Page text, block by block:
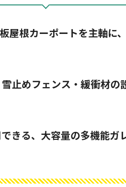
根カーポートを主軸に
止めフェンス・緩衝材の
きる、大容量の多機能ガ